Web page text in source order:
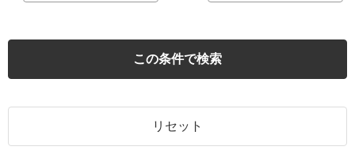
この条件で検索
リセット